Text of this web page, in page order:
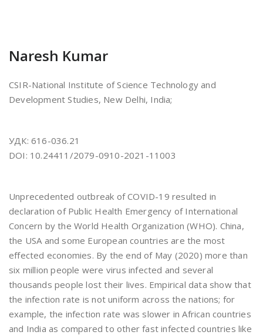
Naresh Kumar
CSIR-National Institute of Science Technology and
Development Studies, New Delhi, India;
УДК: 616-036.21
DOI: 10.24411/2079-0910-2021-11003
Unprecedented outbreak of COVID-19 resulted in
declaration of Public Health Emergency of International
Concern by the World Health Organization (WHO). China,
the USA and some European countries are the most
effected economies. By the end of May (2020) more than
six million people were virus infected and several
thousands people lost their lives. Empirical data show that
the infection rate is not uniform across the nations; for
example, the infection rate was slower in African countries
and India as compared to other fast infected countries like